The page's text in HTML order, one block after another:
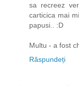
sa recreez
carticica mai
papusi.. :D
Multu - a fost
Răspundeți